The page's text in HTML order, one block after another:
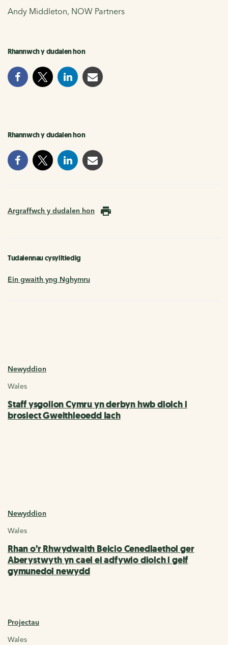
Andy Middleton, NOW Partners
Rhannwch y dudalen hon
Rhannwch y dudalen hon
Argraffwch y dudalen hon
Tudalennau cysylltiedig
Ein gwaith yng Nghymru
Newyddion
Wales
Staff ysgolion Cymru yn derbyn hwb diolch i
brosiect Gweithleoedd Iach
Newyddion
Wales
Rhan o’r Rhwydwaith Beicio Cenedlaethol ger
Aberystwyth yn cael ei adfywio diolch i gelf
gymunedol newydd
Projectau
Wales